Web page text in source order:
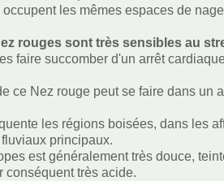
les mêmes espaces de
rouges sont très sensibles au
faire succomber d'un arrêt
ce Nez rouge peut se faire dans
les régions boisées, dans les
principaux.
est généralement très douce,
conséquent très acide.